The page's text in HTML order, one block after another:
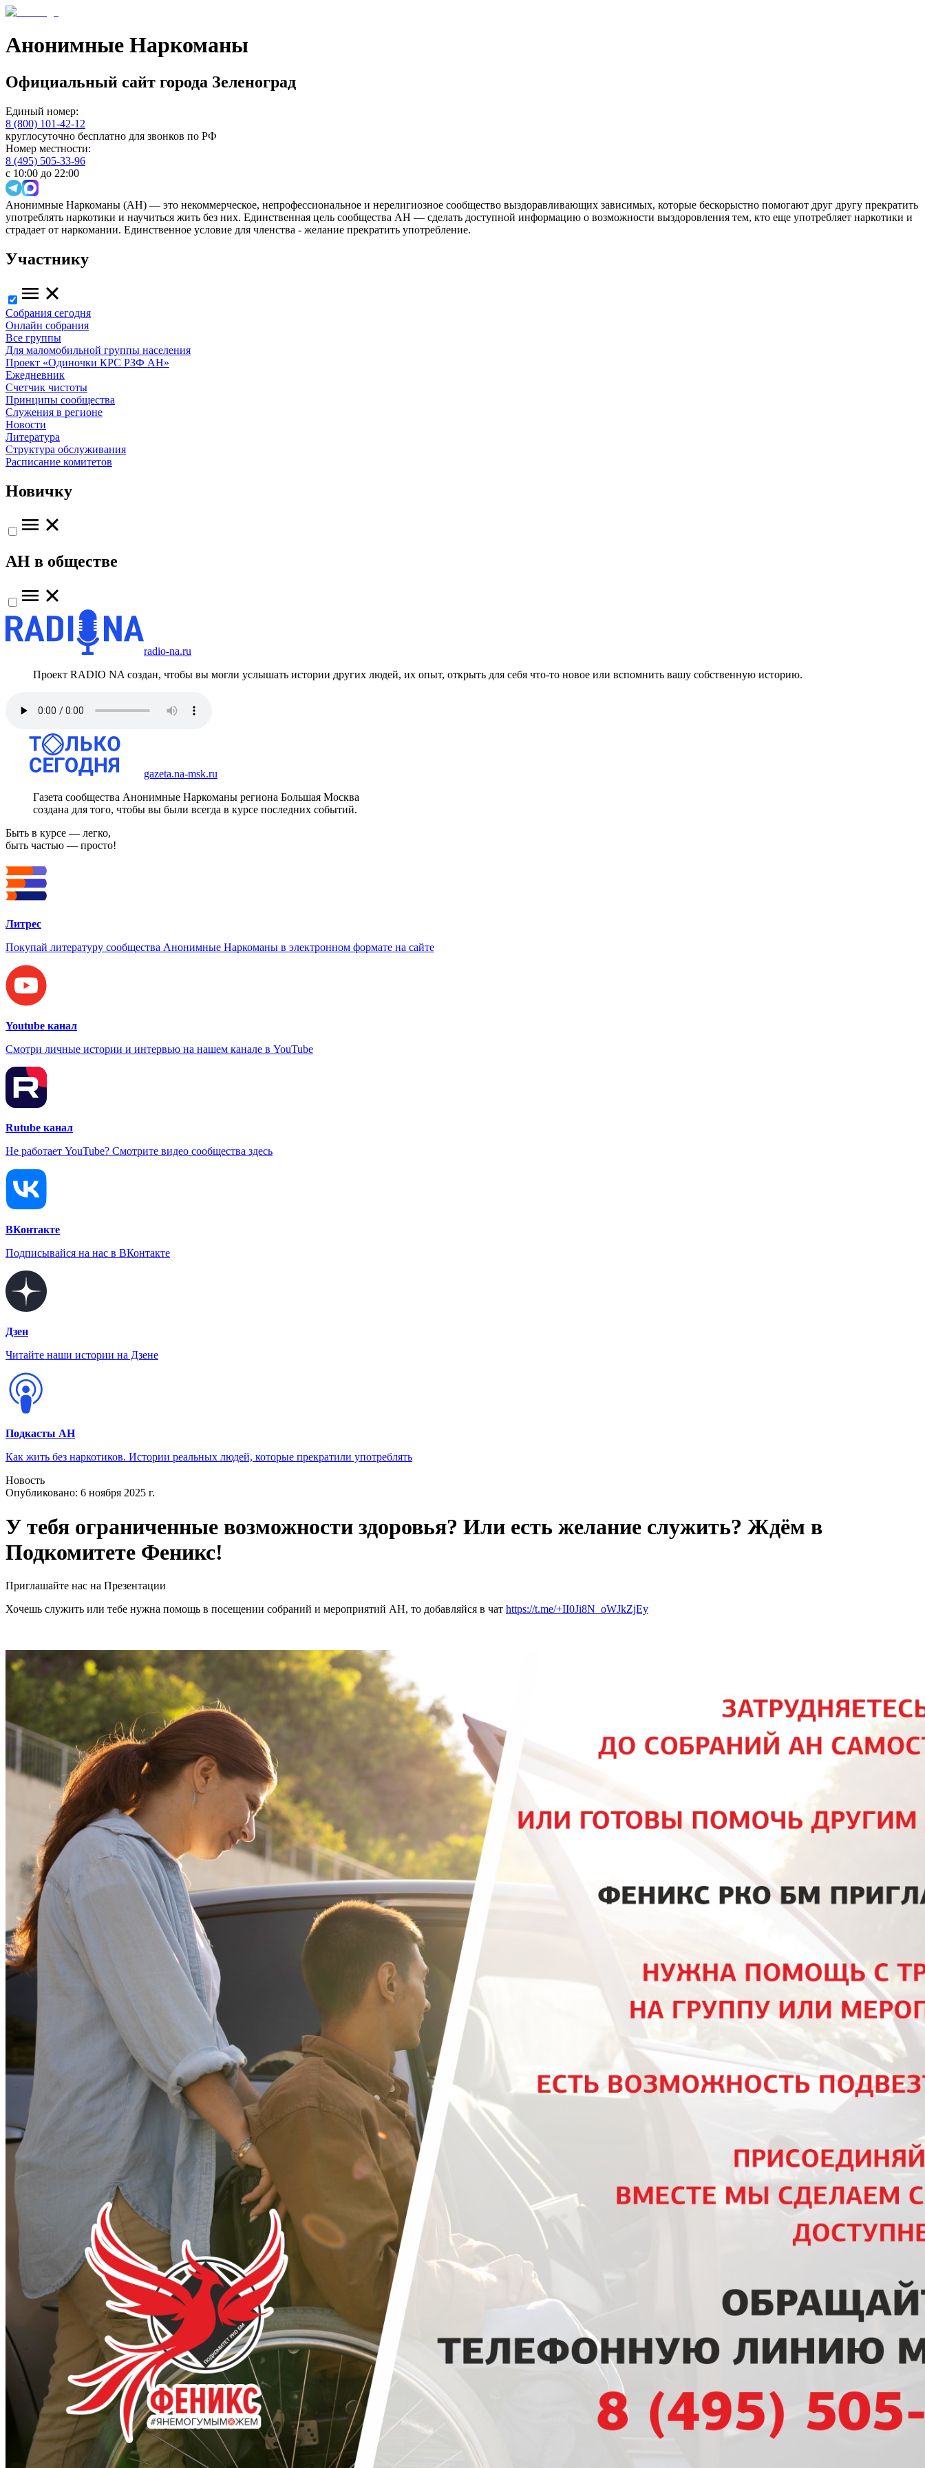
Анонимные Наркоманы
Официальный сайт города Зеленоград
Единый номер:
8 (800) 101-42-12
круглосуточно бесплатно для звонков по РФ
Номер местности:
8 (495) 505-33-96
с 10:00 до 22:00
Анонимные Наркоманы (АН) — это некоммерческое, непрофессиональное и нерелигиозное сообщество выздоравливающих зависимых, которые бескорыстно помогают друг другу прекратить
употреблять наркотики и научиться жить без них. Единственная цель сообщества АН — сделать доступной информацию о возможности выздоровления тем, кто еще употребляет наркотики и
страдает от наркомании. Единственное условие для членства - желание прекратить употребление.
Участнику
Собрания сегодня
Онлайн собрания
Все группы
Для маломобильной группы населения
Проект «Одиночки КРС РЗФ АН»
Ежедневник
Счетчик чистоты
Принципы сообщества
Служения в регионе
Новости
Литература
Структура обслуживания
Расписание комитетов
Новичку
АН в обществе
radio-na.ru
Проект RADIO NA создан, чтобы вы могли услышать истории других людей, их опыт, открыть для себя что-то новое или вспомнить вашу собственную историю.
gazeta.na-msk.ru
Газета сообщества Анонимные Наркоманы региона Большая Москва
создана для того, чтобы вы были всегда в курсе последних событий.
Быть в курсе — легко,
быть частью — просто!
Литрес
Покупай литературу сообщества Анонимные Наркоманы в электронном формате на сайте
Youtube канал
Смотри личные истории и интервью на нашем канале в YouTube
Rutube канал
Не работает YouTube? Смотрите видео сообщества здесь
ВКонтакте
Подписывайся на нас в ВКонтакте
Дзен
Читайте наши истории на Дзене
Подкасты АН
Как жить без наркотиков. Истории реальных людей, которые прекратили употреблять
Новость
Опубликовано: 6 ноября 2025 г.
У тебя ограниченные возможности здоровья? Или есть желание служить? Ждём в
Подкомитете Феникс!
Приглашайте нас на Презентации
Хочешь служить или тебе нужна помощь в посещении собраний и мероприятий АН, то добавляйся в чат https://t.me/+II0Ji8N_oWJkZjEy